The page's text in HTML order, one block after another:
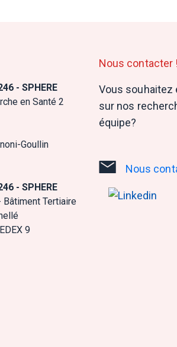
- SPHERE
en Santé 2
Goullin
- SPHERE
Bâtiment Tertiaire
9
Nous contacter !
Vous souhaitez
sur nos
équipe?
Nous